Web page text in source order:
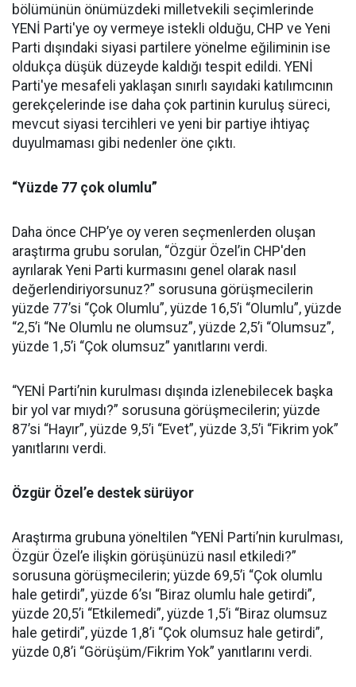
bölümünün önümüzdeki milletvekili seçimlerinde
YENİ Parti'ye oy vermeye istekli olduğu, CHP ve Yeni
Parti dışındaki siyasi partilere yönelme eğiliminin ise
oldukça düşük düzeyde kaldığı tespit edildi. YENİ
Parti'ye mesafeli yaklaşan sınırlı sayıdaki katılımcının
gerekçelerinde ise daha çok partinin kuruluş süreci,
mevcut siyasi tercihleri ve yeni bir partiye ihtiyaç
duyulmaması gibi nedenler öne çıktı.
“Yüzde 77 çok olumlu”
Daha önce CHP’ye oy veren seçmenlerden oluşan
araştırma grubu sorulan, “Özgür Özel’in CHP'den
ayrılarak Yeni Parti kurmasını genel olarak nasıl
değerlendiriyorsunuz?” sorusuna görüşmecilerin
yüzde 77’si “Çok Olumlu”, yüzde 16,5’i “Olumlu”, yüzde
“2,5’i “Ne Olumlu ne olumsuz”, yüzde 2,5’i “Olumsuz”,
yüzde 1,5’i “Çok olumsuz” yanıtlarını verdi.
“YENİ Parti’nin kurulması dışında izlenebilecek başka
bir yol var mıydı?” sorusuna görüşmecilerin; yüzde
87’si “Hayır”, yüzde 9,5’i “Evet”, yüzde 3,5’i “Fikrim yok”
yanıtlarını verdi.
Özgür Özel’e destek sürüyor
Araştırma grubuna yöneltilen “YENİ Parti’nin kurulması,
Özgür Özel’e ilişkin görüşünüzü nasıl etkiledi?”
sorusuna görüşmecilerin; yüzde 69,5’i “Çok olumlu
hale getirdi”, yüzde 6’sı “Biraz olumlu hale getirdi”,
yüzde 20,5’i “Etkilemedi”, yüzde 1,5’i “Biraz olumsuz
hale getirdi”, yüzde 1,8’i “Çok olumsuz hale getirdi”,
yüzde 0,8’i “Görüşüm/Fikrim Yok” yanıtlarını verdi.